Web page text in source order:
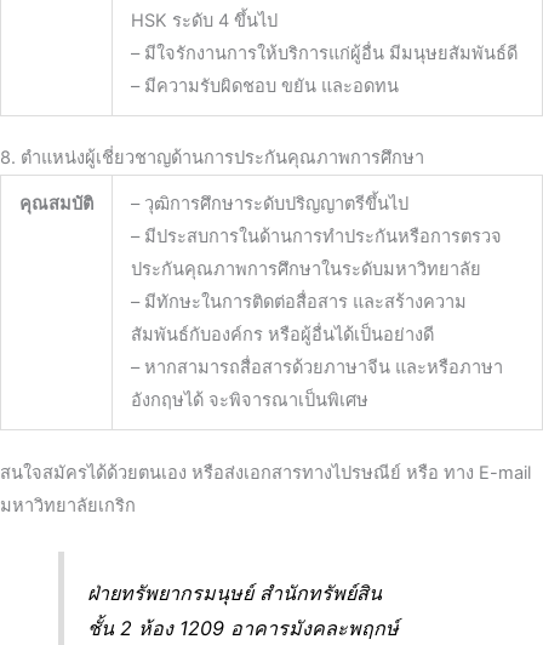
HSK ระดับ 4 ขึ้นไป
– มีใจรักงานการให้บริการแก่ผู้อื่น มีมนุษยสัมพันธ์ดี
– มีความรับผิดชอบ ขยัน และอดทน
8. ตำแหน่งผู้เชี่ยวชาญด้านการประกันคุณภาพการศึกษา
คุณสมบัติ
– วุฒิการศึกษาระดับปริญญาตรีขึ้นไป
– มีประสบการในด้านการทำประกันหรือการตรวจ
ประกันคุณภาพการศึกษาในระดับมหาวิทยาลัย
– มีทักษะในการติดต่อสื่อสาร และสร้างความ
สัมพันธ์กับองค์กร หรือผู้อื่นได้เป็นอย่างดี
– หากสามารถสื่อสารด้วยภาษาจีน และหรือภาษา
อังกฤษได้ จะพิจารณาเป็นพิเศษ
สนใจสมัครได้ด้วยตนเอง หรือส่งเอกสารทางไปรษณีย์ หรือ ทาง E-mail
มหาวิทยาลัยเกริก
ฝ่ายทรัพยากรมนุษย์ สำนักทรัพย์สิน
ชั้น 2 ห้อง 1209 อาคารมังคละพฤกษ์